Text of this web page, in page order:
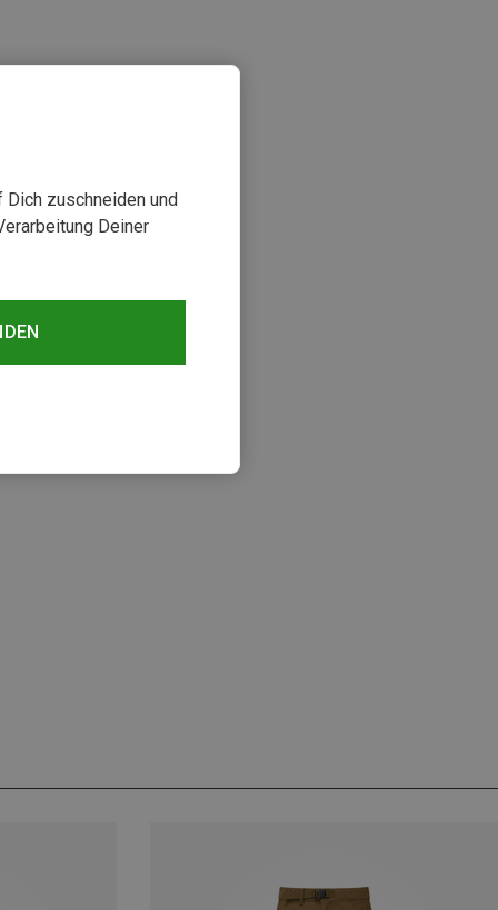
zuschneiden und
Deiner